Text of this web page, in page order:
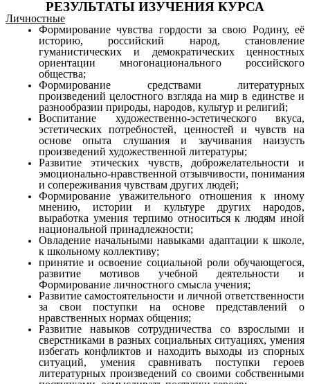
РЕЗУЛЬТАТЫ ИЗУЧЕНИЯ КУРСА
Личностные
Формирование чувства гордости за свою Родину, её
историю, российский народ, становление
гуманистических и демократических ценностных
ориентации многонационального российского
общества;
Формирование средствами литературных
произведений целостного взгляда на мир в единстве и
разнообразии природы, народов, культур и религий;
Воспитание художественно-эстетического вкуса,
эстетических потребностей, ценностей и чувств на
основе опыта слушания и заучивания наизусть
произведений художественной литературы;
Развитие этических чувств, доброжелательности и
эмоционально-нравственной отзывчивости, понимания
и сопереживания чувствам других людей;
Формирование уважительного отношения к иному
мнению, истории и культуре других народов,
выработка умения терпимо относиться к людям иной
национальной принадлежности;
Овладение начальными навыками адаптации к школе,
к школьному коллективу;
принятие и освоение социальной роли обучающегося,
развитие мотивов учебной деятельности и
Формирование личностного смысла учения;
Развитие самостоятельности и личной ответственности
за свои поступки на основе представлений о
нравственных нормах общения;
Развитие навыков сотрудничества со взрослыми и
сверстниками в разных социальных ситуациях, умения
избегать конфликтов и находить выходы из спорных
ситуаций, умения сравнивать поступки героев
литературных произведений со своими собственными